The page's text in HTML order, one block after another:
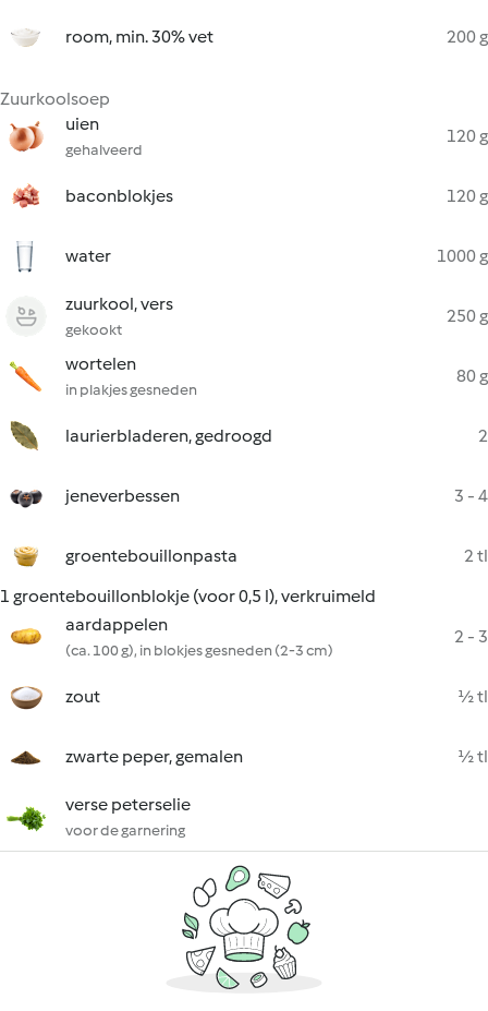
room, min. 30% vet 200 g
Zuurkoolsoep
uien
gehalveerd
120 g
baconblokjes 120 g
water 1000 g
zuurkool, vers
gekookt
250 g
wortelen
in plakjes gesneden
80 g
laurierbladeren, gedroogd 2
jeneverbessen 3 - 4
groentebouillonpasta
2 tl
1 groentebouillonblokje (voor 0,5 l), verkruimeld
aardappelen
(ca. 100 g), in blokjes gesneden (2-3 cm)
2 - 3
zout ½ tl
zwarte peper, gemalen ½ tl
verse peterselie
voor de garnering